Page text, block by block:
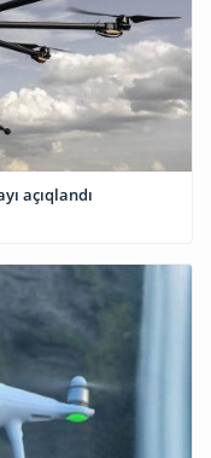
açıqlandı